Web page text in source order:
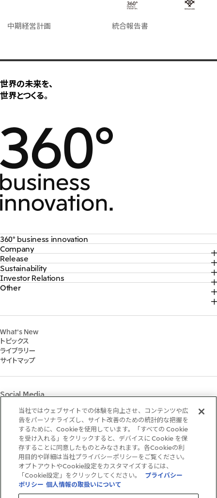
中期経営計画 統合報告書
世界の未来を、
世界とつくる。
360° business innovation
トップ
三井物産ブランド・プロジェクト
ソーシャルメディア公式アカウント一覧​
コンテンツ一覧
Company
トップ
社長メッセージ
三井物産について
三井物産の事業
Release
トップ
2026年
2025年
Sustainability
トップ
サステナビリティ最新情報
Social
Governance
マテリアリティ
イニシアティブへの参画
三井物産の人材マネジメント
社会貢献活動
ライブラリー
「三井物産の森」LEAPアプローチ
TCFDに基づく情報開示
Investor Relations
トップ
IR資料室
IR説明会
個人株主・投資家の皆様へ
株主・株式基本情報
IRカレンダー
Other
三井グループ350周年記念事業サイト
What's New
トピックス
ライブラリー
サイトマップ
Social Media
InstagramTwitter FacebookLinkedInYoutube
ご利用条件
推奨環境
個人情報保護方針
情報セキュリティ方針
ソーシャルメディア利用規約
当社ではウェブサイトでの体験を向上させ、コンテンツや広
告をパーソナライズし、サイト改善のための統計的な把握を
するために、Cookieを使用しています。「すべての Cookie
を受け入れる」をクリックすると、デバイスに Cookie を保
存することに同意したものとみなされます。各Cookieの利
用目的や詳細は当社プライバシーポリシーをご覧ください。
オプトアウトやCookie設定をカスタマイズするには、
「Cookie設定」をクリックしてください。
プライバシー
ポリシー 個人情報の取扱いについて